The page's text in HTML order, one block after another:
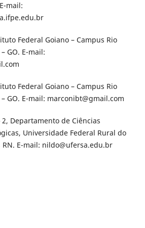
mail:
Federal Goiano – Campus Rio
GO. E-mail:
Federal Goiano – Campus Rio
GO. E-mail: marconibt@gmail.com
Departamento de Ciências
Universidade Federal Rural do
E-mail: nildo@ufersa.edu.br